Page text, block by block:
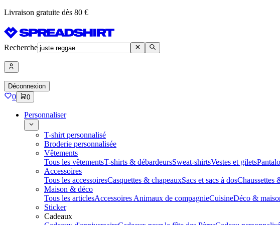
Livraison gratuite dès 80 €
Recherche
Déconnexion
0 0
Personnaliser
T-shirt personnalisé
Broderie personnalisée
Vêtements
Tous les vêtementsT-shirts & débardeursSweat-shirtsVestes et gilets
Accessoires
Tous les accessoiresCasquettes & chapeauxSacs et sacs à dosChaussettes
Maison & déco
Tous les articlesAccessoires Animaux de compagnieCuisineDéco &
Sticker
Cadeaux